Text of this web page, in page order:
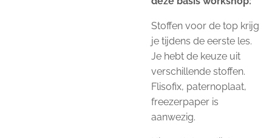
Stoffen voor de top krijg
je tijdens de eerste les.
Je hebt de keuze uit
verschillende stoffen.
Flisofix, paternoplaat,
freezerpaper is
aanwezig.